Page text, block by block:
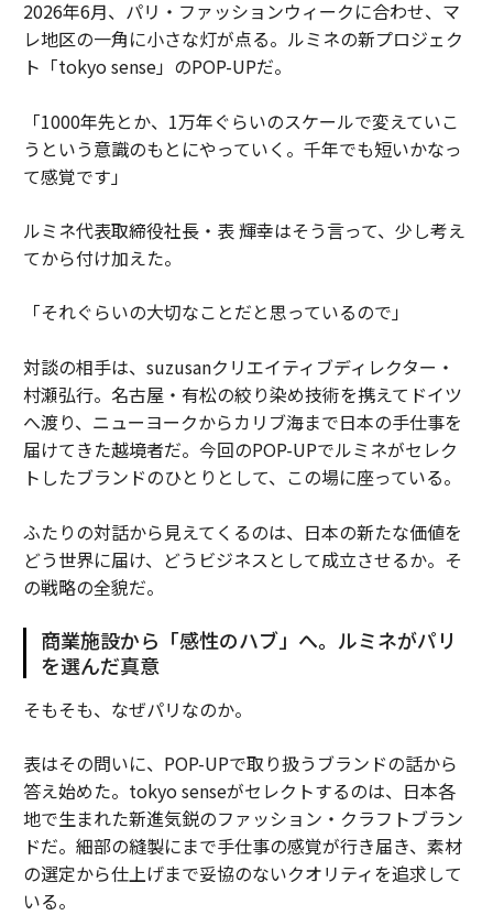
2026年6月、パリ・ファッションウィークに合わせ、マ
レ地区の一角に小さな灯が点る。ルミネの新プロジェク
ト「tokyo sense」のPOP-UPだ。
「1000年先とか、1万年ぐらいのスケールで変えていこ
うという意識のもとにやっていく。千年でも短いかなっ
て感覚です」
ルミネ代表取締役社長・表 輝幸はそう言って、少し考え
てから付け加えた。
「それぐらいの大切なことだと思っているので」
対談の相手は、suzusanクリエイティブディレクター・
村瀬弘行。名古屋・有松の絞り染め技術を携えてドイツ
へ渡り、ニューヨークからカリブ海まで日本の手仕事を
届けてきた越境者だ。今回のPOP-UPでルミネがセレク
トしたブランドのひとりとして、この場に座っている。
ふたりの対話から見えてくるのは、日本の新たな価値を
どう世界に届け、どうビジネスとして成立させるか。そ
の戦略の全貌だ。
商業施設から「感性のハブ」へ。ルミネがパリ
を選んだ真意
そもそも、なぜパリなのか。
表はその問いに、POP-UPで取り扱うブランドの話から
答え始めた。tokyo senseがセレクトするのは、日本各
地で生まれた新進気鋭のファッション・クラフトブラン
ドだ。細部の縫製にまで手仕事の感覚が行き届き、素材
の選定から仕上げまで妥協のないクオリティを追求して
いる。